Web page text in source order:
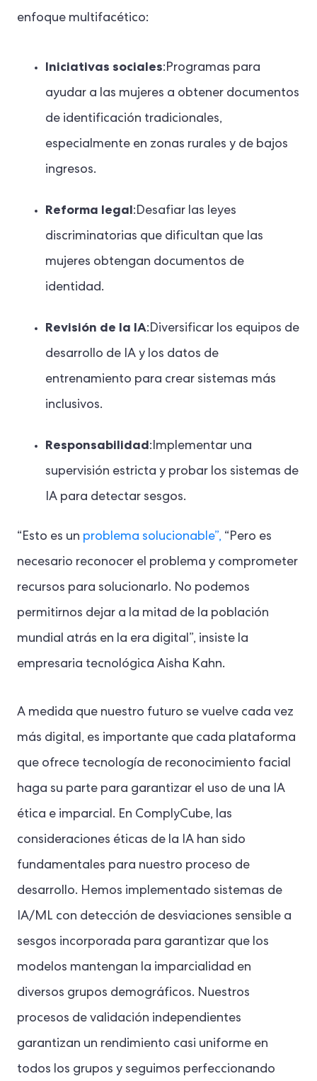
enfoque multifacético:
Iniciativas sociales:Programas para
ayudar a las mujeres a obtener documentos
de identificación tradicionales,
especialmente en zonas rurales y de bajos
ingresos.
Reforma legal:Desafiar las leyes
discriminatorias que dificultan que las
mujeres obtengan documentos de
identidad.
Revisión de la IA:Diversificar los equipos de
desarrollo de IA y los datos de
entrenamiento para crear sistemas más
inclusivos.
Responsabilidad:Implementar una
supervisión estricta y probar los sistemas de
IA para detectar sesgos.
“Esto es un problema solucionable”, “Pero es
necesario reconocer el problema y comprometer
recursos para solucionarlo. No podemos
permitirnos dejar a la mitad de la población
mundial atrás en la era digital”, insiste la
empresaria tecnológica Aisha Kahn.
A medida que nuestro futuro se vuelve cada vez
más digital, es importante que cada plataforma
que ofrece tecnología de reconocimiento facial
haga su parte para garantizar el uso de una IA
ética e imparcial. En ComplyCube, las
consideraciones éticas de la IA han sido
fundamentales para nuestro proceso de
desarrollo. Hemos implementado sistemas de
IA/ML con detección de desviaciones sensible a
sesgos incorporada para garantizar que los
modelos mantengan la imparcialidad en
diversos grupos demográficos. Nuestros
procesos de validación independientes
garantizan un rendimiento casi uniforme en
todos los grupos y seguimos perfeccionando